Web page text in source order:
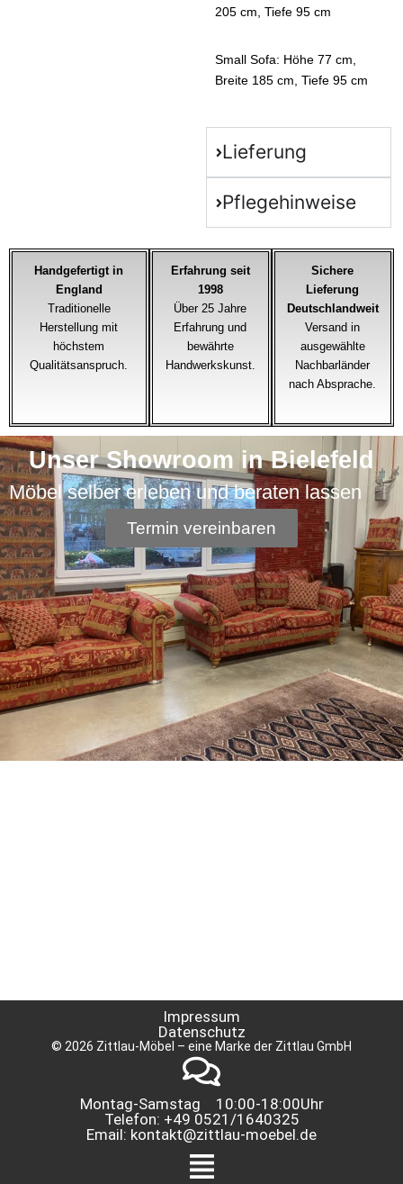
205 cm, Tiefe 95 cm
Small Sofa: Höhe 77 cm,
Breite 185 cm, Tiefe 95 cm
Lieferung
Pflegehinweise
Handgefertigt in
England
Traditionelle
Herstellung mit
höchstem
Qualitätsanspruch.
Erfahrung seit
1998
Über 25 Jahre
Erfahrung und
bewährte
Handwerkskunst.
Sichere
Lieferung
Deutschlandweit
Versand in
ausgewählte
Nachbarländer
nach Absprache.
Unser Showroom in Bielefeld
Möbel selber erleben und beraten lassen
Termin vereinbaren
Menü
Montag-Samstag 10:00-18:00Uhr
Telefon: +49 0521/1640325
Email: kontakt@zittlau-moebel.de
Impressum
Datenschutz
© 2026 Zittlau-Möbel – eine Marke der Zittlau GmbH